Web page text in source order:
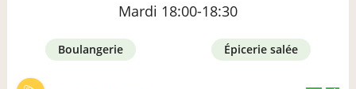
Mardi 18:00-18:30
boulangerie épicerie salée